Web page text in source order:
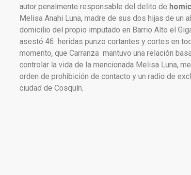
autor penalmente responsable del delito de
Melisa Anahi Luna, madre de sus dos hijas de un
domicilio del propio imputado en Barrio Alto el
asestó 46 heridas punzo cortantes y cortes en
momento, que Carranza mantuvo una relación
controlar la vida de la mencionada Melisa Luna,
orden de prohibición de contacto y un radio de
ciudad de Cosquín.